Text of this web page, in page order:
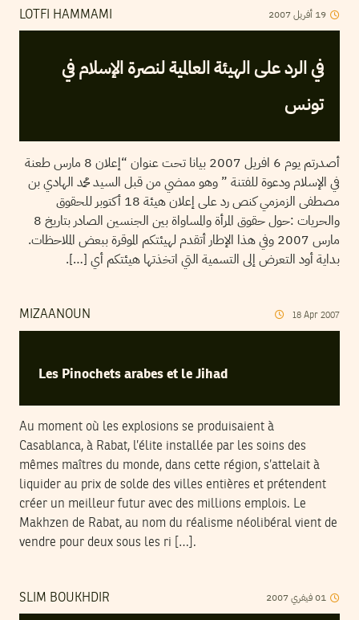
LOTFI HAMMAMI 19 أفريل2007
في الرد على الهيئة العالمية لنصرة الإسلام في
تونس
أصدرتم يوم 6 افريل 2007 بيانا تحت عنوان “إعلان 8 مارس طعنة
في الإسلام ودعوة للفتنة ” وهو ممضي من قبل السيد محمد الهادي بن
مصطفى الزمزمي كنص رد على إعلان هيئة 18 أكتوبر للحقوق
والحريات :حول حقوق المرأة والمساواة بين الجنسين الصادر بتاريخ 8
مارس 2007 وفي هذا الإطار أتقدم لهيئتكم الموقرة ببعض الملاحظات.
بداية أود التعرض إلى التسمية التي اتخذتها هيئتكم أي […].
MIZAANOUN 18 Apr 2007
Les Pinochets arabes et le Jihad
Au moment où les explosions se produisaient à
Casablanca, à Rabat, l’élite installée par les soins des
mêmes maîtres du monde, dans cette région, s’attelait à
liquider au prix de solde des villes entières et prétendent
créer un meilleur futur avec des millions emplois. Le
Makhzen de Rabat, au nom du réalisme néolibéral vient de
vendre pour deux sous les ri […].
SLIM BOUKHDIR 01فيفري2007